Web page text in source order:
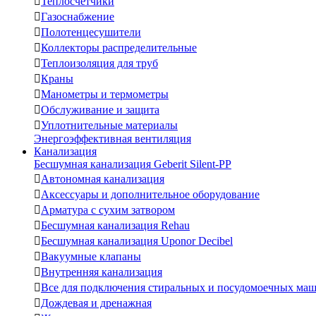
Газоснабжение
Полотенцесушители
Коллекторы распределительные
Теплоизоляция для труб
Краны
Манометры и термометры
Обслуживание и защита
Уплотнительные материалы
Энергоэффективная вентиляция
Канализация
Бесшумная канализация Geberit Silent-PP
Автономная канализация
Аксессуары и дополнительное оборудование
Арматура с сухим затвором
Бесшумная канализация Rehau
Бесшумная канализация Uponor Decibel
Вакуумные клапаны
Внутренняя канализация
Все для подключения стиральных и посудомоечных
Дождевая и дренажная